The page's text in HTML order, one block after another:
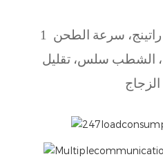
1
الشطب سلس، تقليل